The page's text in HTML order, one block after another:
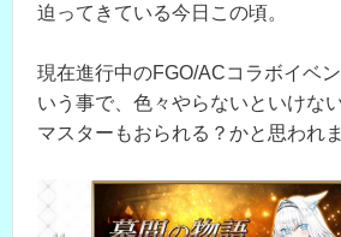
迫ってきている今日この頃。
現在進行中のFGO/ACコラボイベ
いう事で、色々やらないといけな
マスターもおられる？かと思われま